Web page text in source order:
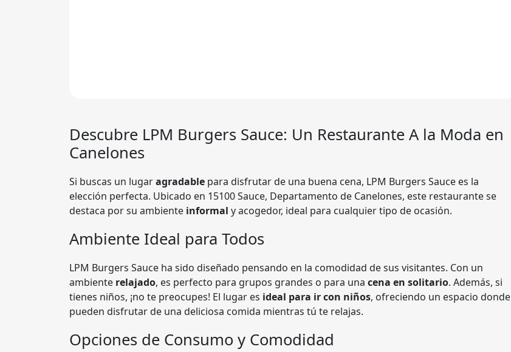
Descubre LPM Burgers Sauce: Un Restaurante A la Moda en
Canelones
Si buscas un lugaragradable para disfrutar de una buena cena, LPM Burgers Sauce es la
elección perfecta. Ubicado en 15100 Sauce, Departamento de Canelones, este restaurante se
destaca por su ambiente informal y acogedor, ideal para cualquier tipo de ocasión.
Ambiente Ideal para Todos
LPM Burgers Sauce ha sido diseñado pensando en la comodidad de sus visitantes. Con un
ambiente relajado, es perfecto para grupos grandes o para una cena en solitario. Además, si
tienes niños, ¡no te preocupes! El lugar es ideal para ir con niños, ofreciendo un espacio donde
pueden disfrutar de una deliciosa comida mientras tú te relajas.
Opciones de Consumo y Comodidad